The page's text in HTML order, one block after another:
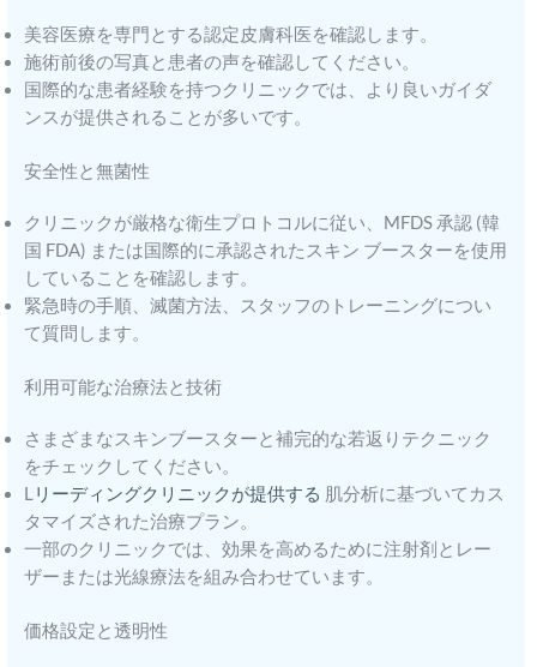
美容医療を専門とする認定皮膚科医を確認します。
施術前後の写真と患者の声を確認してください。
国際的な患者経験を持つクリニックでは、より良いガイダ
ンスが提供されることが多いです。
安全性と無菌性
クリニックが厳格な衛生プロトコルに従い、MFDS 承認 (韓
国 FDA) または国際的に承認されたスキン ブースターを使用
していることを確認します。
緊急時の手順、滅菌方法、スタッフのトレーニングについ
て質問します。
利用可能な治療法と技術
さまざまなスキンブースターと補完的な若返りテクニック
をチェックしてください。
L リーディングクリニックが提供する 肌分析に基づいてカス
タマイズされた治療プラン。
一部のクリニックでは、効果を高めるために注射剤とレー
ザーまたは光線療法を組み合わせています。
価格設定と透明性